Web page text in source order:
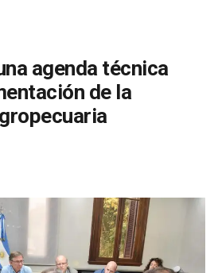
agenda técnica
de la